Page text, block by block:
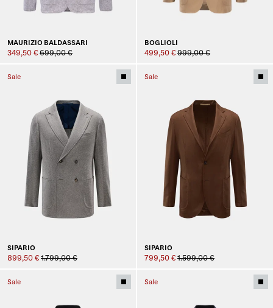
MAURIZIO BALDASSARI
349,50 € 699,00 €
BOGLIOLI
499,50 € 999,00 €
Sale
SIPARIO
899,50 € 1.799,00 €
Sale
SIPARIO
799,50 € 1.599,00 €
Sale Sale